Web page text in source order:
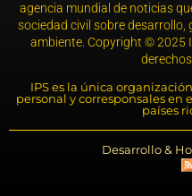
agencia mundial de noticias
sociedad civil sobre
ambiente. Copyright © 2025
IPS es la única
personal y corresponsales en
países
Desarrollo &